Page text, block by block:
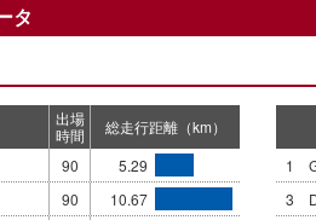
タ
出場
時間
総走行距離（km）
90
5.29
90
10.67
1
3